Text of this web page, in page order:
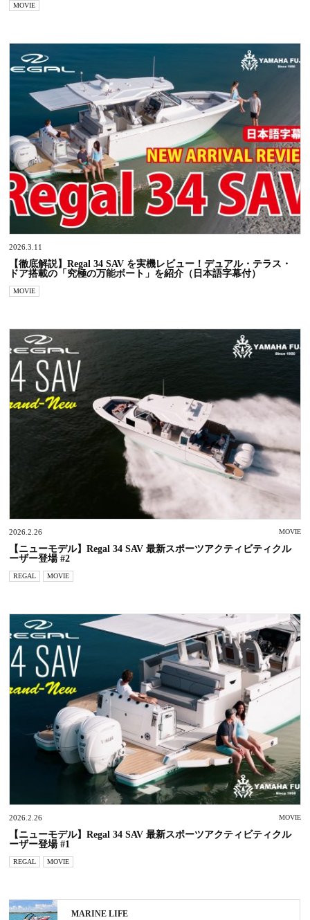
MOVIE
2026.3.11
【徹底解説】Regal 34 SAV を実機レビュー！デュアル・テラス・
ドア搭載の「究極の万能ボート」を紹介（日本語字幕付）
MOVIE
2026.2.26 MOVIE
【ニューモデル】Regal 34 SAV 最新スポーツアクティビティクル
ーザー登場 #2
REGAL MOVIE
2026.2.26 MOVIE
【ニューモデル】Regal 34 SAV 最新スポーツアクティビティクル
ーザー登場 #1
REGAL MOVIE
MARINE LIFE